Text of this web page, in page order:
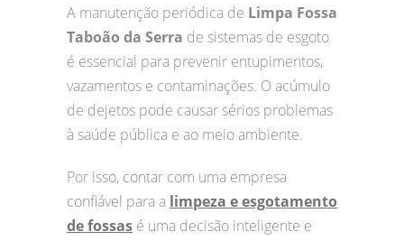
A manutenção periódica de Limpa Fossa
Taboão da Serra de sistemas de esgoto
é essencial para prevenir entupimentos,
vazamentos e contaminações. O acúmulo
de dejetos pode causar sérios problemas
à saúde pública e ao meio ambiente.
Por isso, contar com uma empresa
confiável para a limpeza e esgotamento
de fossas é uma decisão inteligente e